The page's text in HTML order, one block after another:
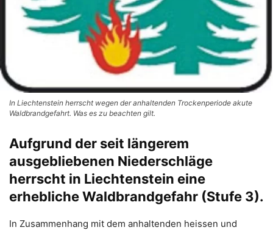
In Liechtenstein herrscht wegen der anhaltenden Trockenperiode akute
Waldbrandgefahrt. Was es zu beachten gilt.
Aufgrund der seit längerem
ausgebliebenen Niederschläge
herrscht in Liechtenstein eine
erhebliche Waldbrandgefahr (Stufe 3).
In Zusammenhang mit dem anhaltenden heissen und